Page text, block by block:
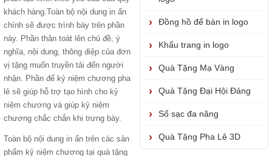
khách hàng.Toàn bộ nội dung in ấn
chính sẽ được trình bày trên phần
này. Phần thân toát lên chủ đề, ý
nghĩa, nội dung, thông điệp của đơn
vị tặng muốn truyền tải đến người
nhận. Phần đế kỷ niệm chương pha
lê sẽ giúp hỗ trợ tạo hình cho kỷ
niệm chương và giúp kỷ niệm
chương chắc chắn khi trưng bày.
Toàn bộ nội dung in ấn trên các sản
phẩm kỷ niệm chương tại quà tặng
Đồng hồ để bàn in logo
Khẩu trang in logo
Quà Tặng Mạ Vàng
Quà Tặng Đại Hội Đảng
Sổ sạc đa năng
Quà Tặng Pha Lê 3D